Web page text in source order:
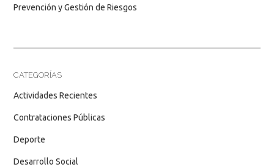
Prevención y Gestión de Riesgos
CATEGORÍAS
Actividades Recientes
Contrataciones Públicas
Deporte
Desarrollo Social